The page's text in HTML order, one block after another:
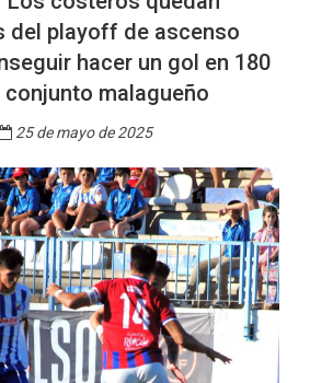
del playoff de ascenso
hacer un gol en 180
malagueño
25 de mayo de 2025